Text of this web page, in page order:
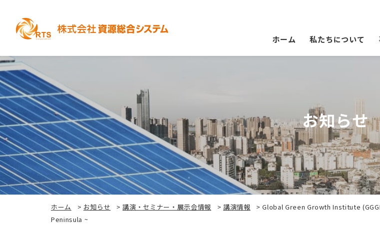
ホーム 私たちについて
お知らせ
ホーム > お知らせ >講演・セミナー・展示会情報 > 講演情報 >Global Green Growth Institute
Peninsula ~